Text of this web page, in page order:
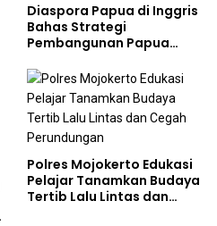
Diaspora Papua di Inggris
Bahas Strategi
Pembangunan Papua
Doktoral Internasional
Polres Mojokerto Edukasi
Pelajar Tanamkan Budaya
Tertib Lalu Lintas dan